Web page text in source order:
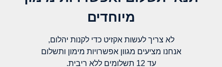
מיוחדים
לא צריך לעשות אקזיט כדי לקנות יהלום,
אנחנו מציעים מגוון אפשרויות מימון ותשלום
עד 12 תשלומים ללא ריבית.